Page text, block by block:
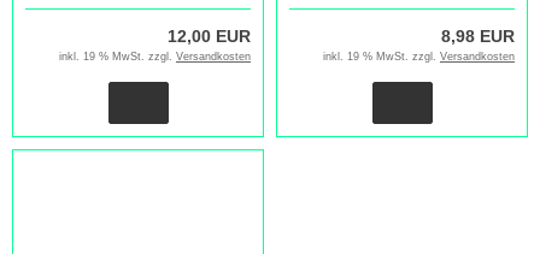
12,00 EUR
inkl. 19 % MwSt. zzgl. Versandkosten
8,98 EUR
inkl. 19 % MwSt. zzgl. Versandkosten